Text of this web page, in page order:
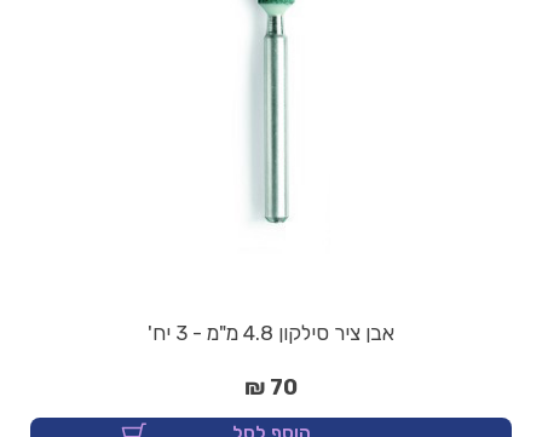
אבן ציר סילקון 4.8 מ"מ - 3 יח'
70 ₪